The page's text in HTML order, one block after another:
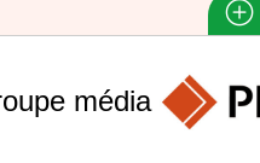
média